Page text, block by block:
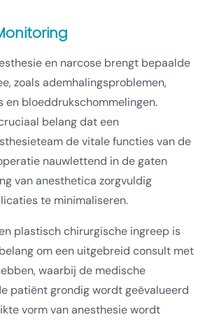
en narcose brengt bepaalde
zoals ademhalingsproblemen,
en bloeddrukschommelingen.
belang dat een
de vitale functies van de
nauwlettend in de gaten
van anesthetica zorgvuldig
te minimaliseren.
plastisch chirurgische ingreep is
om een uitgebreid consult met
waarbij de medische
patiënt grondig wordt geëvalueerd
vorm van anesthesie wordt